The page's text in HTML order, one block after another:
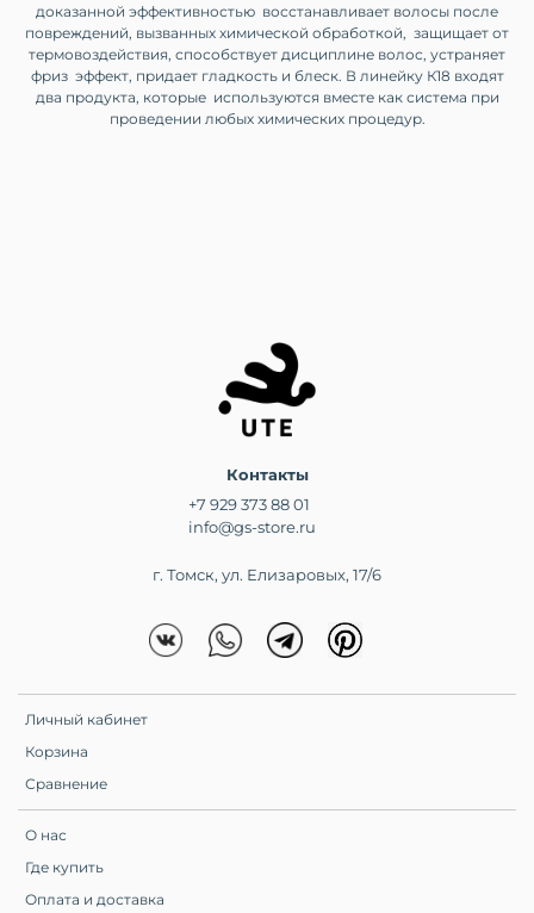
доказанной эффективностью восстанавливает волосы после
повреждений, вызванных химической обработкой, защищает от
термовоздействия, способствует дисциплине волос, устраняет
фриз эффект, придает гладкость и блеск. В линейку К18 входят
два продукта, которые используются вместе как система при
проведении любых химических процедур.
Личный кабинет
Корзина
Сравнение
О нас
Где купить
Оплата и доставка
Контакты
+7 929 373 88 01
info@gs-store.ru
г. Томск, ул. Елизаровых, 17/6